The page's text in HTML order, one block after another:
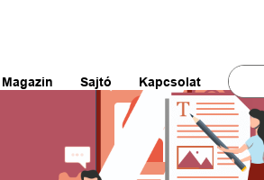
Magazin Sajtó Kapcsolat